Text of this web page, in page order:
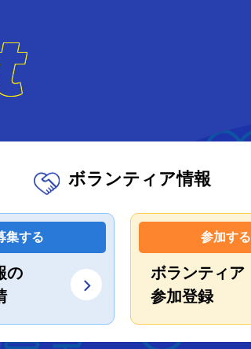
ボランティア情報
集する
の
参加する
ボランティア
参加登録